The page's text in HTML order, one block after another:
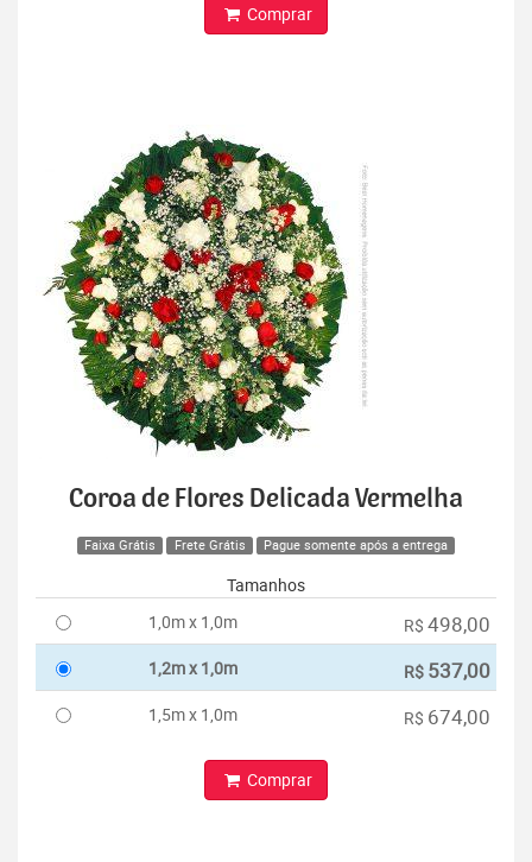
Comprar
Coroa de Flores Delicada Vermelha
Faixa Grátis Frete Grátis Pague somente após a entrega
Tamanhos
1,0m x 1,0m
R$ 498,00
1,2m x 1,0m R$ 537,00
1,5m x 1,0m R$ 674,00
Comprar